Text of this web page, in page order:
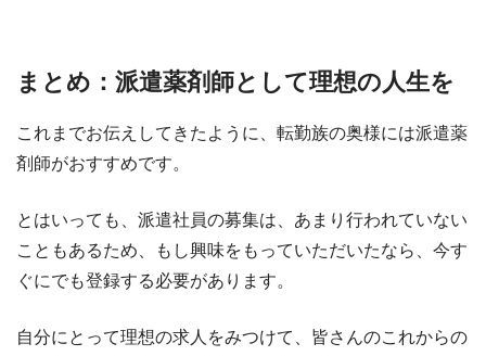
まとめ：派遣薬剤師として理想の人生を
これまでお伝えしてきたように、転勤族の奥様には派遣薬
剤師がおすすめです。
とはいっても、派遣社員の募集は、あまり行われていない
こともあるため、もし興味をもっていただいたなら、今す
ぐにでも登録する必要があります。
自分にとって理想の求人をみつけて、皆さんのこれからの